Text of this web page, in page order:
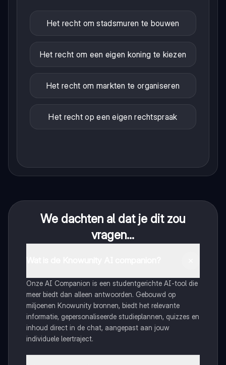
Het recht om stadsmuren te bouwen
Het recht om een eigen koning te kiezen
Het recht om markten te organiseren
Het recht op een eigen rechtspraak
We dachten al dat je dit zou
vragen...
Onze AI Companion is een studentgerichte AI-tool die
meer biedt dan alleen antwoorden. Gebouwd op
miljoenen Knowunity bronnen, biedt het relevante
informatie, gepersonaliseerde studieplannen, quizzes en
inhoud direct in de chat, aangepast aan jouw
individuele leertraject.